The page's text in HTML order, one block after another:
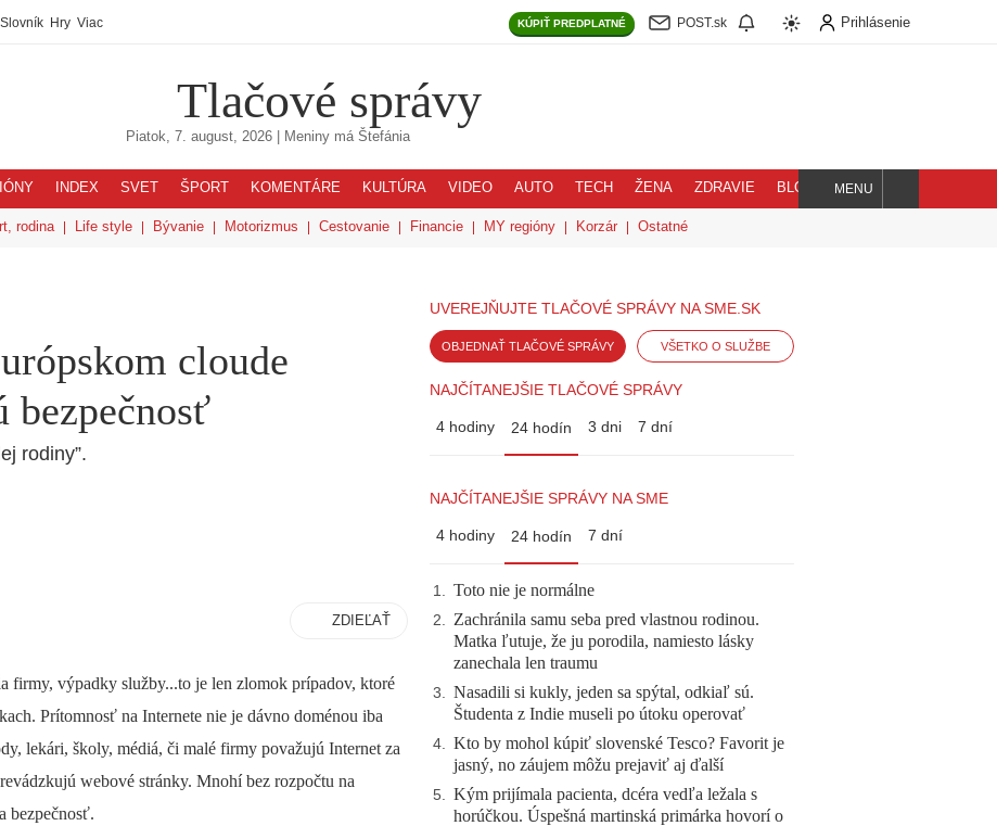
Slovník Hry Viac KÚPIŤ PREDPLATNÉ POST.sk Prihlásenie
Tlačové správy
Piatok, 7. august, 2026 | Meniny má Štefánia
INDEX SVET ŠPORT KOMENTÁRE KULTÚRA VIDEO AUTO TECH ŽENA ZDRAVIE BLOG
Hľadaj
MENU
rodina Life style Bývanie Motorizmus Cestovanie Financie MY regióny Korzár Ostatné
cloude
bezpečnosť
rodiny”.
ZDIEĽAŤ
firmy, výpadky služby...to je len zlomok prípadov, ktoré
Prítomnosť na Internete nie je dávno doménou iba
lekári, školy, médiá, či malé firmy považujú Internet za
webové stránky. Mnohí bez rozpočtu na
bezpečnosť.
UVEREJŇUJTE TLAČOVÉ SPRÁVY NA SME.SK
OBJEDNAŤ TLAČOVÉ SPRÁVY VŠETKO O SLUŽBE
NAJČÍTANEJŠIE TLAČOVÉ SPRÁVY
4 hodiny 24 hodín 3 dni 7 dní
NAJČÍTANEJŠIE SPRÁVY NA SME
4 hodiny 24 hodín 7 dní
1. Toto nie je normálne
2. Zachránila samu seba pred vlastnou rodinou.
Matka ľutuje, že ju porodila, namiesto lásky
zanechala len traumu
3. Nasadili si kukly, jeden sa spýtal, odkiaľ sú.
Študenta z Indie museli po útoku operovať
4. Kto by mohol kúpiť slovenské Tesco? Favorit je
jasný, no záujem môžu prejaviť aj ďalší
5. Kým prijímala pacienta, dcéra vedľa ležala s
horúčkou. Úspešná martinská primárka hovorí o